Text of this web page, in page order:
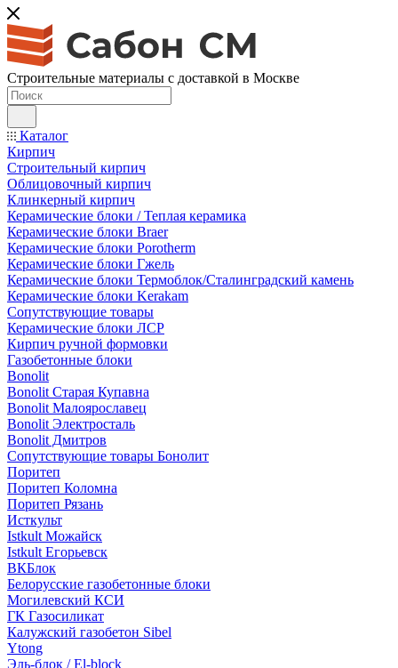
Строительные материалы с доставкой в Москве
Каталог
Кирпич
Строительный кирпич
Облицовочный кирпич
Клинкерный кирпич
Керамические блоки / Теплая керамика
Керамические блоки Braer
Керамические блоки Porotherm
Керамические блоки Гжель
Керамические блоки Термоблок/Сталинградский камень
Керамические блоки Kerakam
Сопутствующие товары
Керамические блоки ЛСР
Кирпич ручной формовки
Газобетонные блоки
Bonolit
Bonolit Старая Купавна
Bonolit Малоярославец
Bonolit Электросталь
Bonolit Дмитров
Сопутствующие товары Бонолит
Поритеп
Поритеп Коломна
Поритеп Рязань
Исткульт
Istkult Можайск
Istkult Егорьевск
ВКБлок
Белорусские газобетонные блоки
Могилевский КСИ
ГК Газосиликат
Калужский газобетон Sibel
Ytong
Эль-блок / El-block